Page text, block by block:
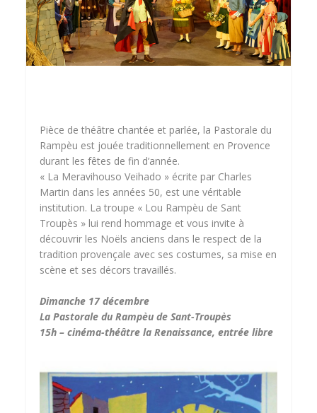
Pièce de théâtre chantée et parlée, la Pastorale du
Rampèu est jouée traditionnellement en Provence
durant les fêtes de fin d’année.
« La Meravihouso Veihado » écrite par Charles
Martin dans les années 50, est une véritable
institution. La troupe « Lou Rampèu de Sant
Troupès » lui rend hommage et vous invite à
découvrir les Noëls anciens dans le respect de la
tradition provençale avec ses costumes, sa mise en
scène et ses décors travaillés.
Dimanche 17 décembre
La Pastorale du Rampèu de Sant-Troupès
15h – cinéma-théâtre la Renaissance, entrée libre